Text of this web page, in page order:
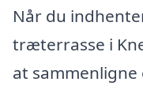
Når du
træterrasse i
at